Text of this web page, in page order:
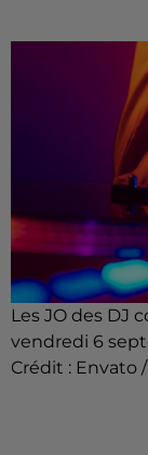
Les JO des DJ
vendredi 6
Crédit : Envato